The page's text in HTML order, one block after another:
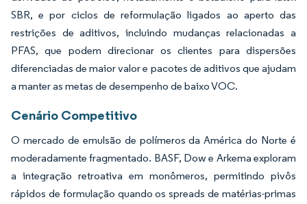
SBR, e por ciclos de reformulação ligados ao aperto das
restrições de aditivos, incluindo mudanças relacionadas a
PFAS, que podem direcionar os clientes para dispersões
diferenciadas de maior valor e pacotes de aditivos que ajudam
a manter as metas de desempenho de baixo VOC.
Cenário Competitivo
O mercado de emulsão de polímeros da América do Norte é
moderadamente fragmentado. BASF, Dow e Arkema exploram
a integração retroativa em monômeros, permitindo pivôs
rápidos de formulação quando os spreads de matérias-primas